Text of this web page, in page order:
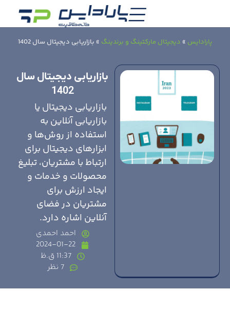
پارادایس » دیجیتال مارکتینگ و برندینگ » بازاریابی دیجیتال سال 1402
بازاریابی دیجیتال سال
1402
بازاریابی دیجیتال یا
بازاریابی آنلاین به
استفاده از روش‌ها و
ابزارهای دیجیتال برای
ارتباط با مشتریان، تبلیغ
محصولات و خدمات و
ایجاد ارزش برای
مشتریان در فضای
آنلاین اشاره دارد.
احمد احمدی
2024-01-22
11:37 ق.ظ
7 نظر